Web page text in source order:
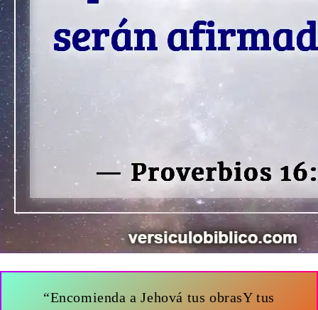
“Encomienda a Jehová tus obrasY tus